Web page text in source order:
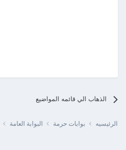
الذهاب الي قائمه المواضيع
الرئيسيه بوابات حرمة البوابة العامة